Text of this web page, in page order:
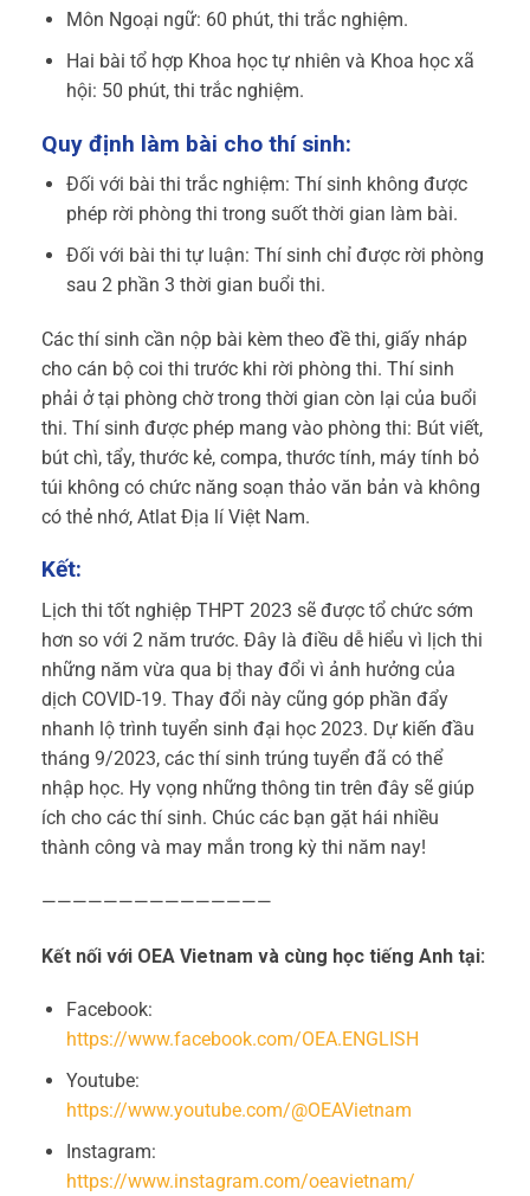
Môn Ngoại ngữ: 60 phút, thi trắc nghiệm.
Hai bài tổ hợp Khoa học tự nhiên và Khoa học xã
hội: 50 phút, thi trắc nghiệm.
Quy định làm bài cho thí sinh:
Đối với bài thi trắc nghiệm: Thí sinh không được
phép rời phòng thi trong suốt thời gian làm bài.
Đối với bài thi tự luận: Thí sinh chỉ được rời phòng
sau 2 phần 3 thời gian buổi thi.
Các thí sinh cần nộp bài kèm theo đề thi, giấy nháp
cho cán bộ coi thi trước khi rời phòng thi. Thí sinh
phải ở tại phòng chờ trong thời gian còn lại của buổi
thi. Thí sinh được phép mang vào phòng thi: Bút viết,
bút chì, tẩy, thước kẻ, compa, thước tính, máy tính bỏ
túi không có chức năng soạn thảo văn bản và không
có thẻ nhớ, Atlat Địa lí Việt Nam.
Kết:
Lịch thi tốt nghiệp THPT 2023 sẽ được tổ chức sớm
hơn so với 2 năm trước. Đây là điều dễ hiểu vì lịch thi
những năm vừa qua bị thay đổi vì ảnh hưởng của
dịch COVID-19. Thay đổi này cũng góp phần đẩy
nhanh lộ trình tuyển sinh đại học 2023. Dự kiến đầu
tháng 9/2023, các thí sinh trúng tuyển đã có thể
nhập học. Hy vọng những thông tin trên đây sẽ giúp
ích cho các thí sinh. Chúc các bạn gặt hái nhiều
thành công và may mắn trong kỳ thi năm nay!
———————————————
Kết nối với OEA Vietnam và cùng học tiếng Anh tại:
Facebook:
https://www.facebook.com/OEA.ENGLISH
Youtube:
https://www.youtube.com/@OEAVietnam
Instagram:
https://www.instagram.com/oeavietnam/